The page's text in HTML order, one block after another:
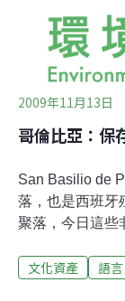
母訓練與輔導
在起跑點上有
2009年11月13日
哥倫比亞：保
San Basilio de
落，也是西班牙
聚落，今日這些
克里奧語，估
文化資產 語言